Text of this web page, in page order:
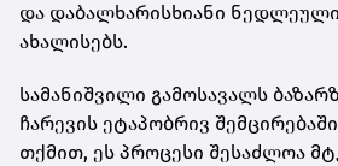
და დაბალხარისხიანი
ახალისებს.
სამანიშვილი გამოსავალს
ჩარევის ეტაპობრივ
თქმით, ეს პროცესი შესაძლოა